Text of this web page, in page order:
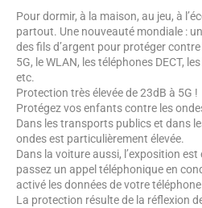
Pour dormir, à la maison, au jeu, à
partout. Une nouveauté mondiale :
des fils d’argent pour protéger
5G, le WLAN, les téléphones DECT,
etc.
Protection très élevée de 23dB à 5G !
Protégez vos enfants contre les
Dans les transports publics et dans
ondes est particulièrement élevée.
Dans la voiture aussi, l’exposition
passez un appel téléphonique en
activé les données de votre
La protection résulte de la réflexion